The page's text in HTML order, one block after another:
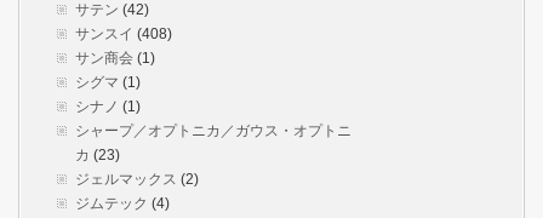
サテン (42)
サンスイ (408)
サン商会 (1)
シグマ (1)
シナノ (1)
シャープ／オプトニカ／ガウス・オプトニ
カ (23)
ジェルマックス (2)
ジムテック (4)